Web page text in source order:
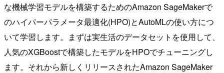
な機械学習モデルを構築するためのAmazon SageMakerで
のハイパーパラメータ最適化(HPO)とAutoMLの使い方につ
いて学習します。まずは実生活のデータセットを使用して、
人気のXGBoostで構築したモデルをHPOでチューニングし
ます。それから新しくリリースされたAmazon SageMaker